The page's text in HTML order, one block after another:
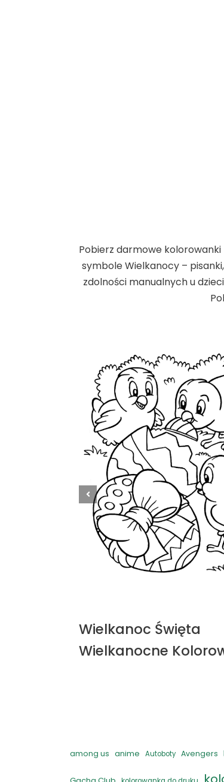
Pobierz darmowe kolorowanki
symbole Wielkanocy –
zdolności manualnych u
Wielkanoc Święta
Wielkanocne
among us anime Autoboty Avengers